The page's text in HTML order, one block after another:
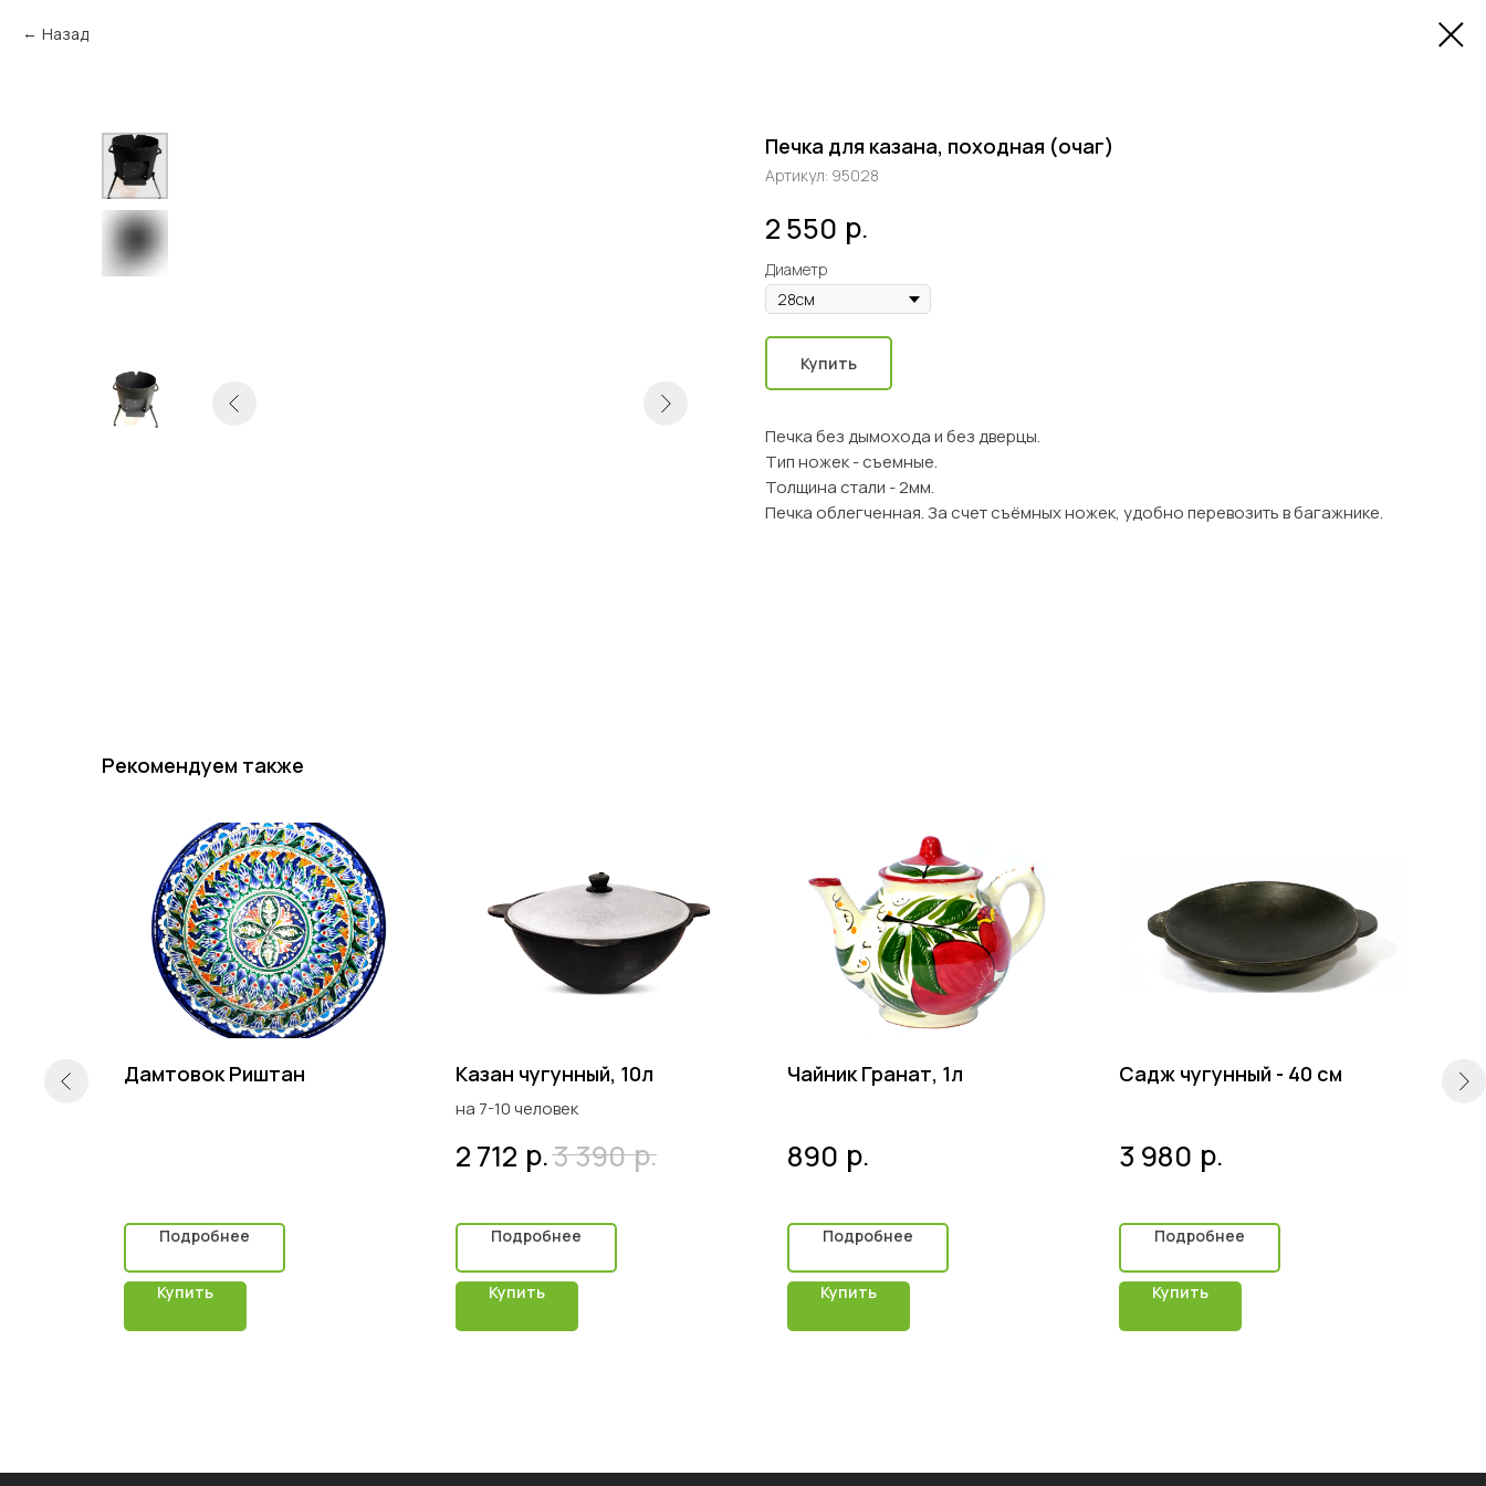
Назад
Печка для казана, походная (очаг)
Артикул: 95028
2 550 р.
Диаметр
Купить
Печка без дымохода и без дверцы.
Тип ножек - съемные.
Толщина стали - 2мм.
Печка облегченная. За счет съёмных ножек, удобно перевозить в багажнике.
Рекомендуем также
Дамтовок Риштан
Подробнее
Купить
Казан чугунный, 10л
на 7-10 человек
2 712 р.3 390 р.
Подробнее
Купить
Чайник Гранат, 1л
890 р.
Подробнее
Купить
Садж чугунный - 40 см
3 980 р.
Подробнее
Купить